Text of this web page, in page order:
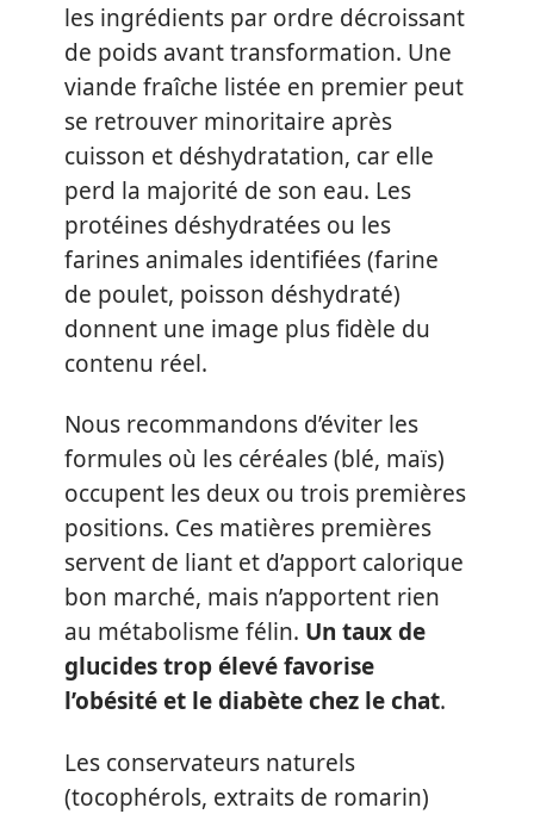
les ingrédients par ordre décroissant
de poids avant transformation. Une
viande fraîche listée en premier peut
se retrouver minoritaire après
cuisson et déshydratation, car elle
perd la majorité de son eau. Les
protéines déshydratées ou les
farines animales identifiées (farine
de poulet, poisson déshydraté)
donnent une image plus fidèle du
contenu réel.
Nous recommandons d’éviter les
formules où les céréales (blé, maïs)
occupent les deux ou trois premières
positions. Ces matières premières
servent de liant et d’apport calorique
bon marché, mais n’apportent rien
au métabolisme félin. Un taux de
glucides trop élevé favorise
l’obésité et le diabète chez le chat.
Les conservateurs naturels
(tocophérols, extraits de romarin)